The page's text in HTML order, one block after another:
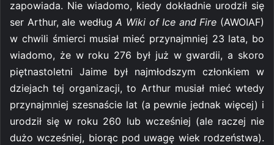
zapowiada. Nie wiadomo, kiedy dokładnie urodził się
ser Arthur, ale wedługA Wiki of Ice and Fire (AWOIAF)
w chwili śmierci musiał mieć przynajmniej 23 lata, bo
wiadomo, że w roku 276 był już w gwardii, a skoro
piętnastoletni Jaime był najmłodszym członkiem w
dziejach tej organizacji, to Arthur musiał mieć wtedy
przynajmniej szesnaście lat (a pewnie jednak więcej) i
urodził się w roku 260 lub wcześniej (ale raczej nie
dużo wcześniej, biorąc pod uwagę wiek rodzeństwa).